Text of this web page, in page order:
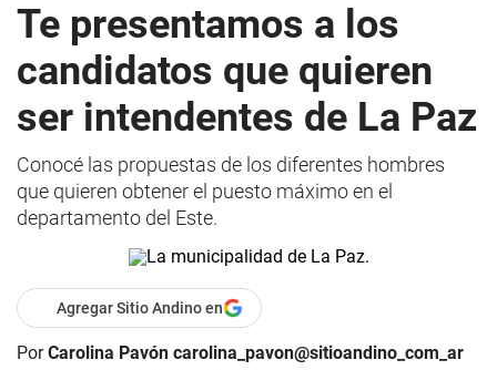
Te presentamos a los
candidatos que quieren
ser intendentes de La Paz
Conocé las propuestas de los diferentes hombres
que quieren obtener el puesto máximo en el
departamento del Este.
Agregar Sitio Andino en
PorCarolina Pavón carolina_pavon@sitioandino_com_ar